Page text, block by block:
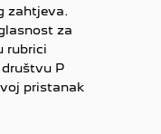
zahtjeva.
za
rubrici
društvu P
pristanak